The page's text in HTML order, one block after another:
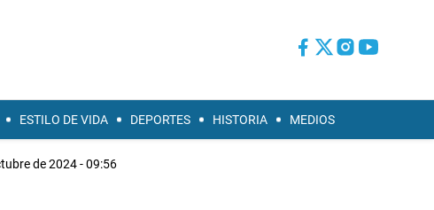
ESTILO DE VIDA DEPORTES HISTORIA MEDIOS
de 2024 - 09:56